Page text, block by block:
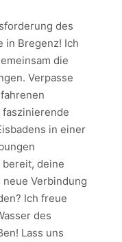
des
in Bregenz! Ich
die
Verpasse
in einer
deine
Verbindung
Ich freue
des
Lass uns